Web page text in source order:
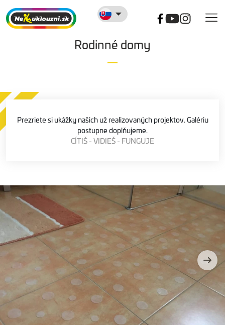
Rodinné domy
Prezriete si ukážky našich už realizovaných projektov. Galériu
postupne doplňujeme.
CÍTIŠ - VIDIEŠ - FUNGUJE